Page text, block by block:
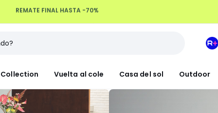
Devoluciones hasta 100 días
Collection Vuelta al cole Casa del sol Outdoor
Mi